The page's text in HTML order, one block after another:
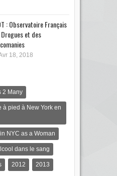
: Observatoire Français
et des
18, 2018
2 Many
à pied à New York en
NYC as a Woman
dans le sang
2012 2013